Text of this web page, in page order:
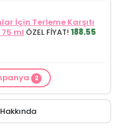
İçin Terleme Karşıtı
ml ÖZEL FİYAT! 188.55
Özel Fiyatİdea Derma
İnnova Wash Gel
2